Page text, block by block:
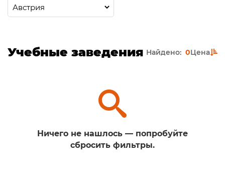
Учебные заведения Найдено: 0Цена
Ничего не нашлось — попробуйте
сбросить фильтры.